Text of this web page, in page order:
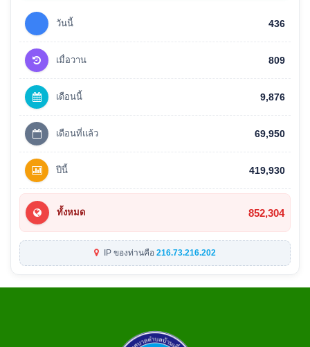
วันนี้ 436
เมื่อวาน 809
เดือนนี้ 9,876
เดือนที่แล้ว 69,950
ปีนี้ 419,930
ทั้งหมด 852,304
IP ของท่านคือ 216.73.216.202